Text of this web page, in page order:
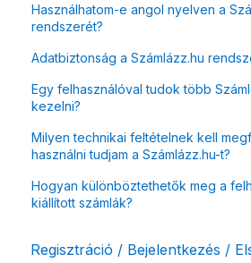
Használhatom-e angol nyelven a
rendszerét?
Adatbiztonság a Számlázz.hu
Egy felhasználóval tudok több
kezelni?
Milyen technikai feltételnek kell
használni tudjam a Számlázz.hu-t?
Hogyan különböztethetők meg a
kiállított számlák?
Regisztráció / Bejelentkezés /